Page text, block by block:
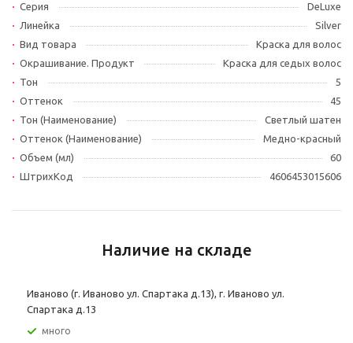
Серия
DeLuxe
Линейка
Silver
Вид товара
Краска для волос
Окрашивание. Продукт
Краска для седых волос
Тон
5
Оттенок
45
Тон (Наименование)
Светлый шатен
Оттенок (Наименование)
Медно-красный
Объем (мл)
60
ШтрихКод
4606453015606
Наличие на складе
Иваново (г. Иваново ул. Спартака д.13), г. Иваново ул.
Спартака д.13
Много